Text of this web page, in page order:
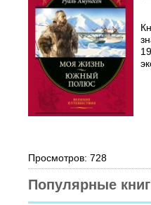
Просмотров: 728
Популярные